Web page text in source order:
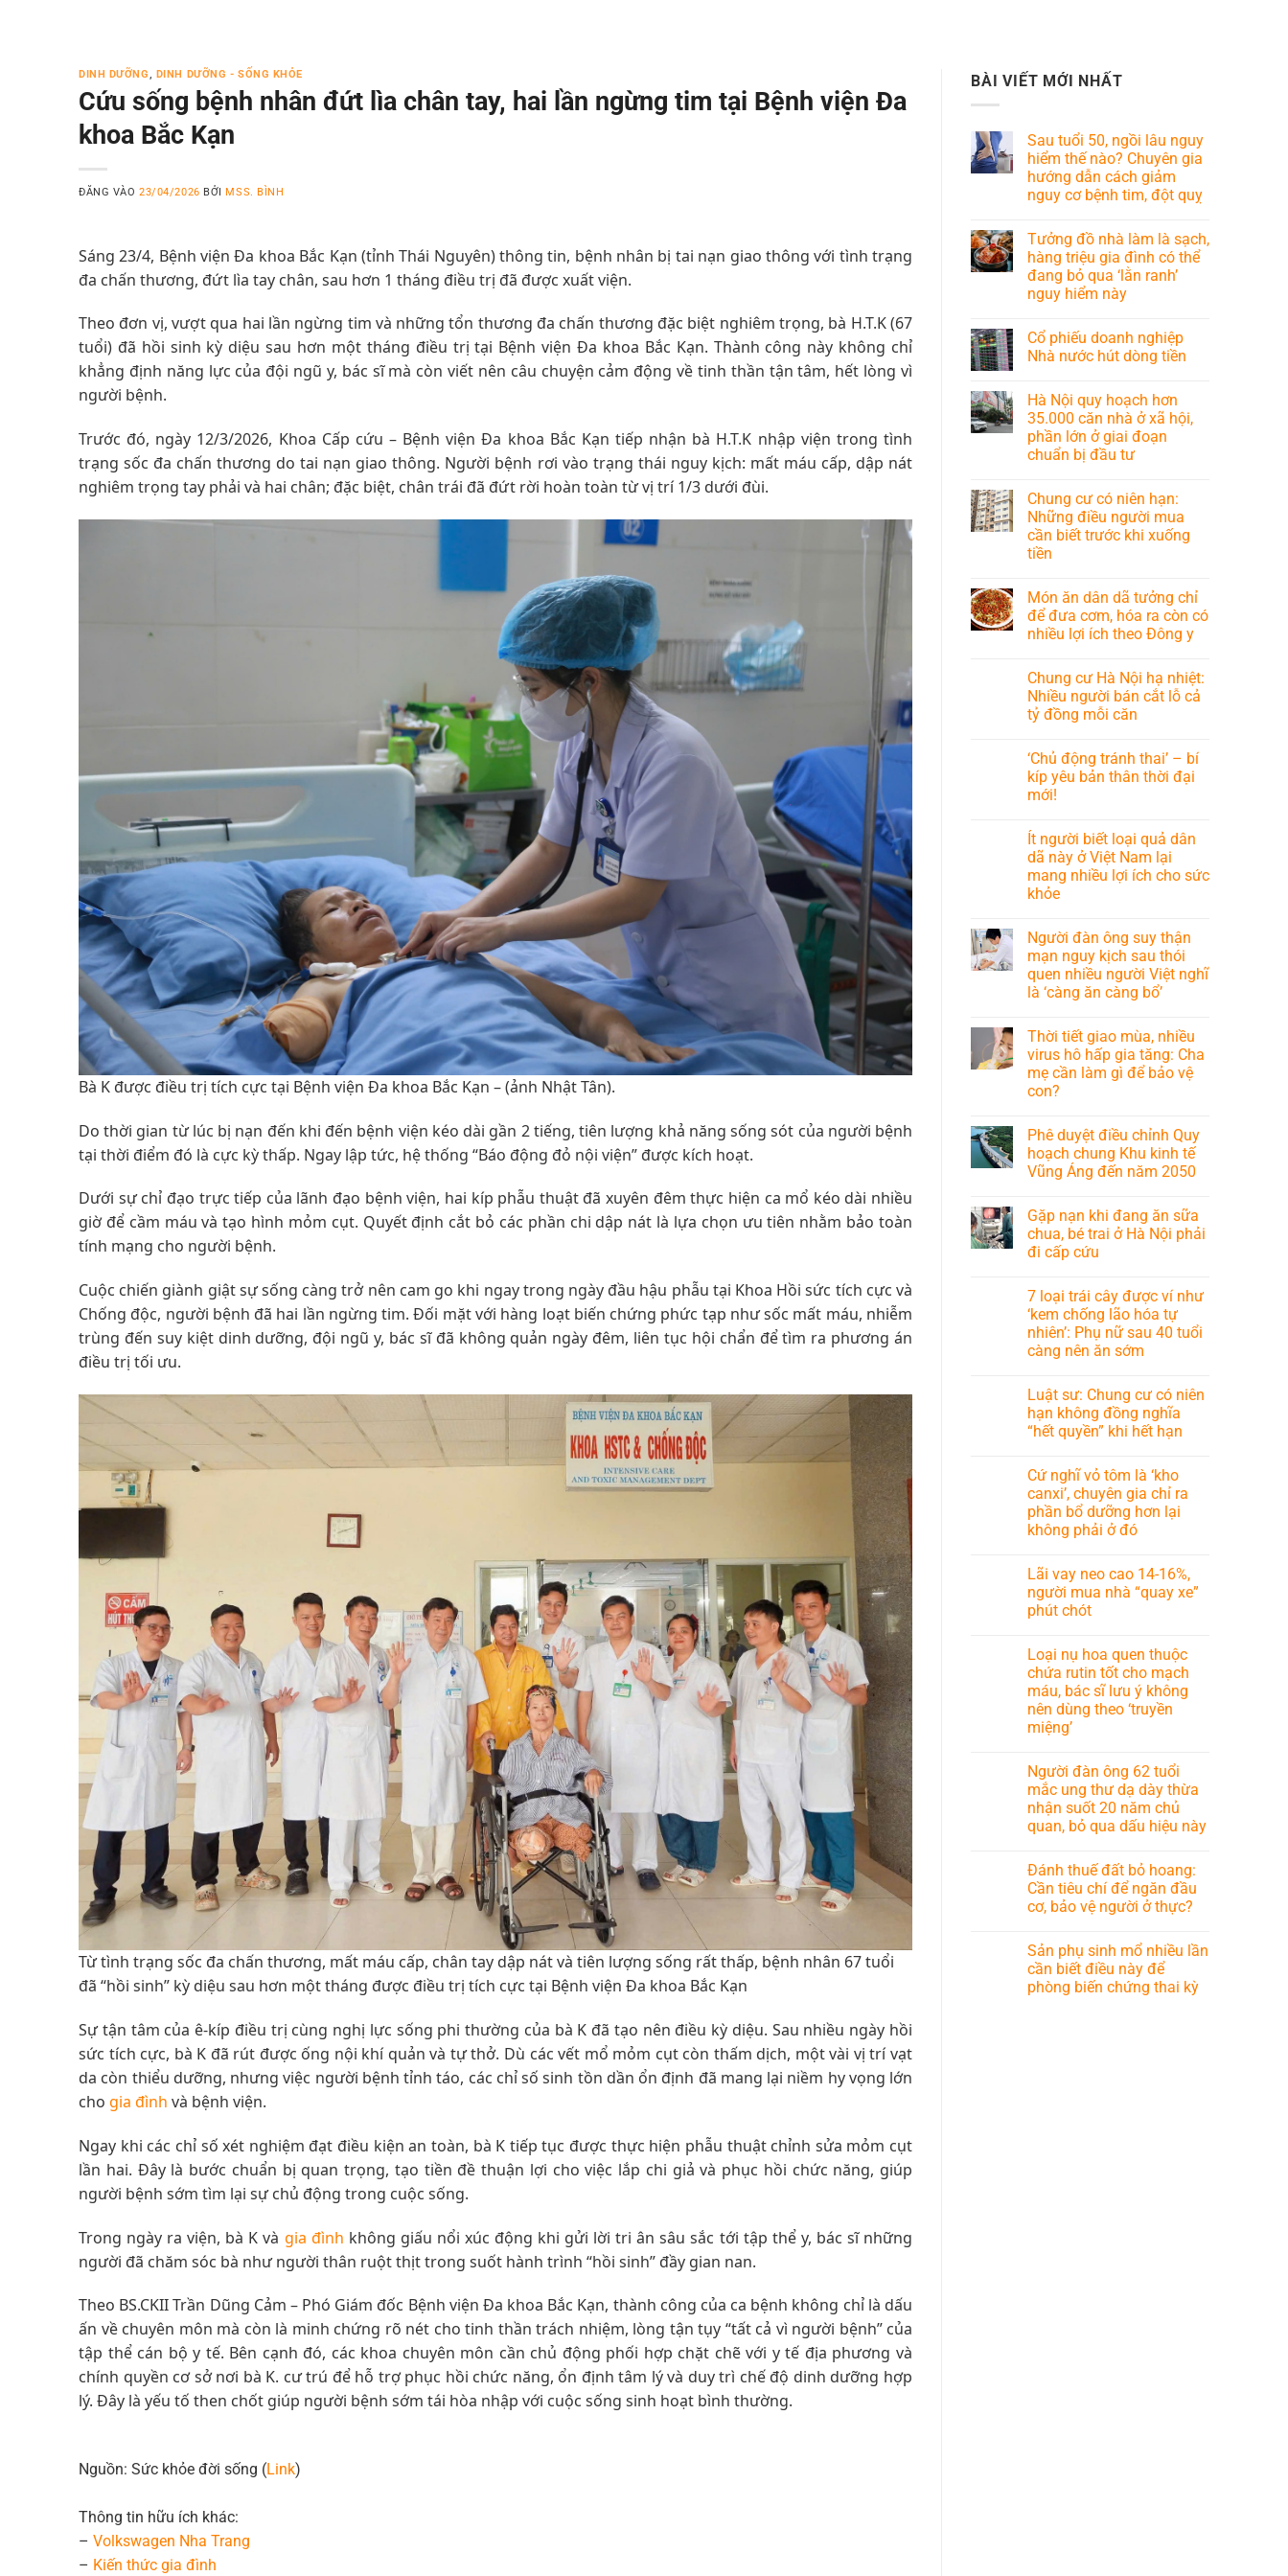
DINH DƯỠNG, DINH DƯỠNG - SỐNG KHỎE
Cứu sống bệnh nhân đứt lìa chân tay, hai lần ngừng tim tại Bệnh viện Đa
khoa Bắc Kạn
ĐĂNG VÀO23/04/2026 BỞIMSS. BÌNH
Sáng 23/4, Bệnh viện Đa khoa Bắc Kạn (tỉnh Thái Nguyên) thông tin, bệnh nhân bị tai nạn giao thông với tình trạng
đa chấn thương, đứt lìa tay chân, sau hơn 1 tháng điều trị đã được xuất viện.
Theo đơn vị, vượt qua hai lần ngừng tim và những tổn thương đa chấn thương đặc biệt nghiêm trọng, bà H.T.K (67
tuổi) đã hồi sinh kỳ diệu sau hơn một tháng điều trị tại Bệnh viện Đa khoa Bắc Kạn. Thành công này không chỉ
khẳng định năng lực của đội ngũ y, bác sĩ mà còn viết nên câu chuyện cảm động về tinh thần tận tâm, hết lòng vì
người bệnh.
Trước đó, ngày 12/3/2026, Khoa Cấp cứu – Bệnh viện Đa khoa Bắc Kạn tiếp nhận bà H.T.K nhập viện trong tình
trạng sốc đa chấn thương do tai nạn giao thông. Người bệnh rơi vào trạng thái nguy kịch: mất máu cấp, dập nát
nghiêm trọng tay phải và hai chân; đặc biệt, chân trái đã đứt rời hoàn toàn từ vị trí 1/3 dưới đùi.
Bà K được điều trị tích cực tại Bệnh viện Đa khoa Bắc Kạn – (ảnh Nhật Tân).
Do thời gian từ lúc bị nạn đến khi đến bệnh viện kéo dài gần 2 tiếng, tiên lượng khả năng sống sót của người bệnh
tại thời điểm đó là cực kỳ thấp. Ngay lập tức, hệ thống “Báo động đỏ nội viện” được kích hoạt.
Dưới sự chỉ đạo trực tiếp của lãnh đạo bệnh viện, hai kíp phẫu thuật đã xuyên đêm thực hiện ca mổ kéo dài nhiều
giờ để cầm máu và tạo hình mỏm cụt. Quyết định cắt bỏ các phần chi dập nát là lựa chọn ưu tiên nhằm bảo toàn
tính mạng cho người bệnh.
Cuộc chiến giành giật sự sống càng trở nên cam go khi ngay trong ngày đầu hậu phẫu tại Khoa Hồi sức tích cực và
Chống độc, người bệnh đã hai lần ngừng tim. Đối mặt với hàng loạt biến chứng phức tạp như sốc mất máu, nhiễm
trùng đến suy kiệt dinh dưỡng, đội ngũ y, bác sĩ đã không quản ngày đêm, liên tục hội chẩn để tìm ra phương án
điều trị tối ưu.
Từ tình trạng sốc đa chấn thương, mất máu cấp, chân tay dập nát và tiên lượng sống rất thấp, bệnh nhân 67 tuổi
đã “hồi sinh” kỳ diệu sau hơn một tháng được điều trị tích cực tại Bệnh viện Đa khoa Bắc Kạn
Sự tận tâm của ê-kíp điều trị cùng nghị lực sống phi thường của bà K đã tạo nên điều kỳ diệu. Sau nhiều ngày hồi
sức tích cực, bà K đã rút được ống nội khí quản và tự thở. Dù các vết mổ mỏm cụt còn thấm dịch, một vài vị trí vạt
da còn thiểu dưỡng, nhưng việc người bệnh tỉnh táo, các chỉ số sinh tồn dần ổn định đã mang lại niềm hy vọng lớn
cho gia đình và bệnh viện.
Ngay khi các chỉ số xét nghiệm đạt điều kiện an toàn, bà K tiếp tục được thực hiện phẫu thuật chỉnh sửa mỏm cụt
lần hai. Đây là bước chuẩn bị quan trọng, tạo tiền đề thuận lợi cho việc lắp chi giả và phục hồi chức năng, giúp
người bệnh sớm tìm lại sự chủ động trong cuộc sống.
Trong ngày ra viện, bà K và gia đình không giấu nổi xúc động khi gửi lời tri ân sâu sắc tới tập thể y, bác sĩ những
người đã chăm sóc bà như người thân ruột thịt trong suốt hành trình “hồi sinh” đầy gian nan.
Theo BS.CKII Trần Dũng Cảm – Phó Giám đốc Bệnh viện Đa khoa Bắc Kạn, thành công của ca bệnh không chỉ là dấu
ấn về chuyên môn mà còn là minh chứng rõ nét cho tinh thần trách nhiệm, lòng tận tụy “tất cả vì người bệnh” của
tập thể cán bộ y tế. Bên cạnh đó, các khoa chuyên môn cần chủ động phối hợp chặt chẽ với y tế địa phương và
chính quyền cơ sở nơi bà K. cư trú để hỗ trợ phục hồi chức năng, ổn định tâm lý và duy trì chế độ dinh dưỡng hợp
lý. Đây là yếu tố then chốt giúp người bệnh sớm tái hòa nhập với cuộc sống sinh hoạt bình thường.
Nguồn: Sức khỏe đời sống (Link)
Thông tin hữu ích khác:
– Volkswagen Nha Trang
– Kiến thức gia đình
BÀI VIẾT MỚI NHẤT
Sau tuổi 50, ngồi lâu nguy
hiểm thế nào? Chuyên gia
hướng dẫn cách giảm
nguy cơ bệnh tim, đột quỵ
Tưởng đồ nhà làm là sạch,
hàng triệu gia đình có thể
đang bỏ qua ‘lằn ranh’
nguy hiểm này
Cổ phiếu doanh nghiệp
Nhà nước hút dòng tiền
Hà Nội quy hoạch hơn
35.000 căn nhà ở xã hội,
phần lớn ở giai đoạn
chuẩn bị đầu tư
Chung cư có niên hạn:
Những điều người mua
cần biết trước khi xuống
tiền
Món ăn dân dã tưởng chỉ
để đưa cơm, hóa ra còn có
nhiều lợi ích theo Đông y
Chung cư Hà Nội hạ nhiệt:
Nhiều người bán cắt lỗ cả
tỷ đồng mỗi căn
‘Chủ động tránh thai’ – bí
kíp yêu bản thân thời đại
mới!
Ít người biết loại quả dân
dã này ở Việt Nam lại
mang nhiều lợi ích cho sức
khỏe
Người đàn ông suy thận
mạn nguy kịch sau thói
quen nhiều người Việt nghĩ
là ‘càng ăn càng bổ’
Thời tiết giao mùa, nhiều
virus hô hấp gia tăng: Cha
mẹ cần làm gì để bảo vệ
con?
Phê duyệt điều chỉnh Quy
hoạch chung Khu kinh tế
Vũng Áng đến năm 2050
Gặp nạn khi đang ăn sữa
chua, bé trai ở Hà Nội phải
đi cấp cứu
7 loại trái cây được ví như
‘kem chống lão hóa tự
nhiên’: Phụ nữ sau 40 tuổi
càng nên ăn sớm
Luật sư: Chung cư có niên
hạn không đồng nghĩa
“hết quyền” khi hết hạn
Cứ nghĩ vỏ tôm là ‘kho
canxi’, chuyên gia chỉ ra
phần bổ dưỡng hơn lại
không phải ở đó
Lãi vay neo cao 14-16%,
người mua nhà “quay xe”
phút chót
Loại nụ hoa quen thuộc
chứa rutin tốt cho mạch
máu, bác sĩ lưu ý không
nên dùng theo ‘truyền
miệng’
Người đàn ông 62 tuổi
mắc ung thư dạ dày thừa
nhận suốt 20 năm chủ
quan, bỏ qua dấu hiệu này
Đánh thuế đất bỏ hoang:
Cần tiêu chí để ngăn đầu
cơ, bảo vệ người ở thực?
Sản phụ sinh mổ nhiều lần
cần biết điều này để
phòng biến chứng thai kỳ